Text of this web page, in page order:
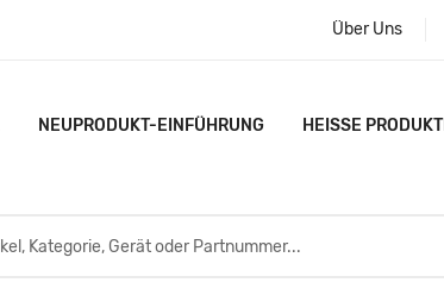
Über Uns
NEUPRODUKT-EINFÜHRUNG HEISSE PRODUKTE